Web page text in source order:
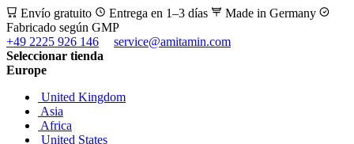
Envío gratuito Entrega en 1–3 días
Made in Germany
Fabricado según GMP
+49 2225 926 146
service@amitamin.com
Seleccionar tienda
Europe
United Kingdom
Asia
Africa
United States